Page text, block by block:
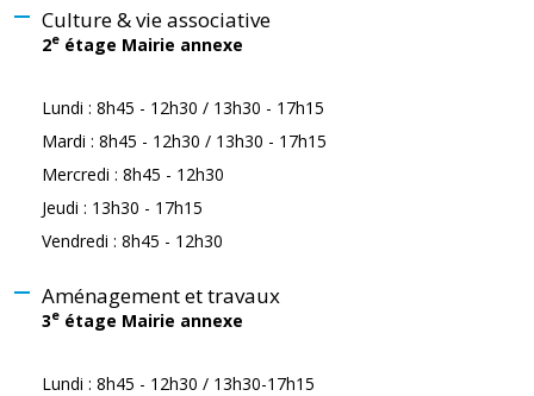
Culture & vie associative
2e étage Mairie annexe
Lundi : 8h45 - 12h30 / 13h30 - 17h15
Mardi : 8h45 - 12h30 / 13h30 - 17h15
Mercredi : 8h45 - 12h30
Jeudi : 13h30 - 17h15
Vendredi : 8h45 - 12h30
Aménagement et travaux
3e étage Mairie annexe
Lundi : 8h45 - 12h30 / 13h30-17h15